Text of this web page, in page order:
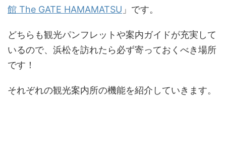
館 The GATE HAMAMATSU 」です。
どちらも観光パンフレットや案内ガイドが充実して
いるので、浜松を訪れたら必ず寄っておくべき場所
です！
それぞれの観光案内所の機能を紹介していきます。